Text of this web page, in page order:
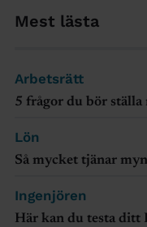
Mest lästa
Arbetsrätt
5 frågor du bör ställa
Lön
Så mycket tjänar
Ingenjören
Här kan du testa ditt